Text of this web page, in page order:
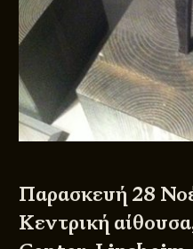
Παρασκευή 28
Κεντρική